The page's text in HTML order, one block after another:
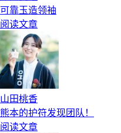
可靠玉造领袖
阅读文章
山田桃香
熊本的护符发现团队！
阅读文章